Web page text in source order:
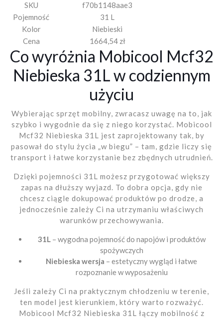
SKU
f70b1148aae3
Pojemność
31 L
Kolor
Niebieski
Cena
1664,54 zł
Co wyróżnia Mobicool Mcf32
Niebieska 31L w codziennym
użyciu
Wybierając sprzęt mobilny, zwracasz uwagę na to, jak
szybko i wygodnie da się z niego korzystać. Mobicool
Mcf32 Niebieska 31L jest zaprojektowany tak, by
pasował do stylu życia „w biegu” – tam, gdzie liczy się
transport i łatwe korzystanie bez zbędnych utrudnień.
Dzięki pojemności 31L możesz przygotować większy
zapas na dłuższy wyjazd. To dobra opcja, gdy nie
chcesz ciągle dokupować produktów po drodze, a
jednocześnie zależy Ci na utrzymaniu właściwych
warunków przechowywania.
31L– wygodna pojemność do napojów i produktów
spożywczych
Niebieska wersja – estetyczny wygląd i łatwe
rozpoznanie w wyposażeniu
Jeśli zależy Ci na praktycznym chłodzeniu w terenie,
ten model jest kierunkiem, który warto rozważyć.
Mobicool Mcf32 Niebieska 31L łączy mobilność z